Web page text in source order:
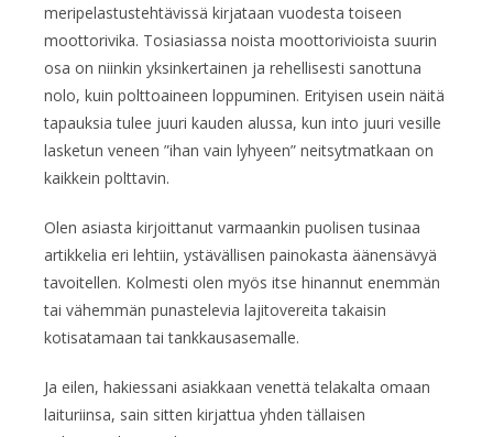
meripelastustehtävissä kirjataan vuodesta toiseen
moottorivika. Tosiasiassa noista moottorivioista suurin
osa on niinkin yksinkertainen ja rehellisesti sanottuna
nolo, kuin polttoaineen loppuminen. Erityisen usein näitä
tapauksia tulee juuri kauden alussa, kun into juuri vesille
lasketun veneen ”ihan vain lyhyeen” neitsytmatkaan on
kaikkein polttavin.
Olen asiasta kirjoittanut varmaankin puolisen tusinaa
artikkelia eri lehtiin, ystävällisen painokasta äänensävyä
tavoitellen. Kolmesti olen myös itse hinannut enemmän
tai vähemmän punastelevia lajitovereita takaisin
kotisatamaan tai tankkausasemalle.
Ja eilen, hakiessani asiakkaan venettä telakalta omaan
laituriinsa, sain sitten kirjattua yhden tällaisen